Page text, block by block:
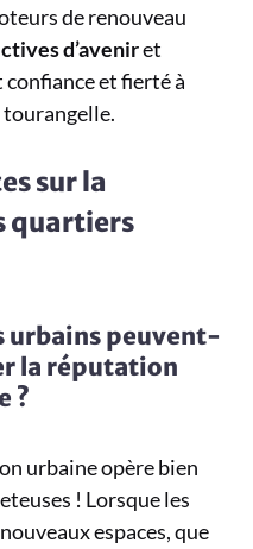
de renouveau
d’aveniret
et fierté à
tourangelle.
sur la
quartiers
urbains peuvent-
la réputation
?
urbaine opère bien
! Lorsque les
espaces, que